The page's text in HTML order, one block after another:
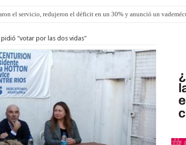
el servicio, redujeron el déficit en un 30% y anunció un
en las viandas escolares de Entre Ríos
"votar por las dos vidas"